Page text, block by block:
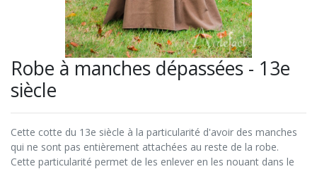
Robe à manches dépassées - 13e
siècle
Cette cotte du 13e siècle à la particularité d'avoir des manches
qui ne sont pas entièrement attachées au reste de la robe.
Cette particularité permet de les enlever en les nouant dans le